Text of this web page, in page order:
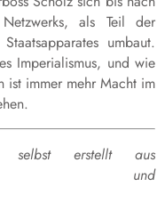
als Teil der
umbaut.
Imperialismus, und wie
ist immer mehr Macht im
erstellt aus